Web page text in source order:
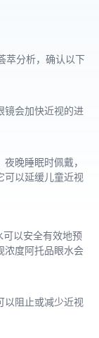
萃分析，确认以下
镜会加快近视的进
晚睡眠时佩戴，
可以延缓儿童近视
以安全有效地预
浓度阿托品眼水会
以阻止或减少近视